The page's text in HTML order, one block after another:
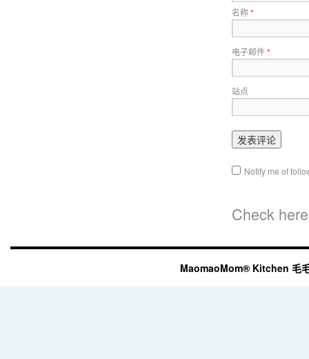
名称*
电子邮件*
站点
Notify me of
Check
MaomaoMom® Kitchen 毛